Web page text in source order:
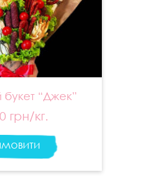
букет “Джек”
грн/кг.